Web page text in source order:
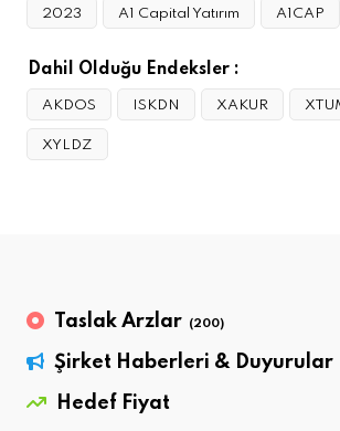
2023 A1 Capital Yatırım A1CAP
Dahil Olduğu Endeksler :
AKDOS ISKDN XAKUR
XYLDZ
Taslak Arzlar (200)
Şirket Haberleri & Duyurular
Hedef Fiyat